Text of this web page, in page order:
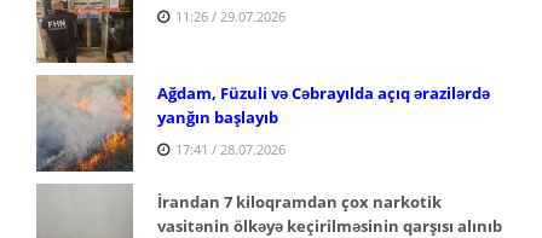
11:26 / 29.07.2026
Ağdam, Füzuli və Cəbrayılda açıq ərazilərdə
yanğın başlayıb
17:41 / 28.07.2026
İrandan 7 kiloqramdan çox narkotik
vasitənin ölkəyə keçirilməsinin qarşısı alınıb